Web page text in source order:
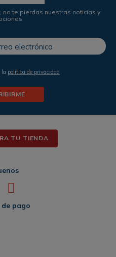
no te pierdas nuestras noticias y
la política de privacidad
TU TIENDA
de pago